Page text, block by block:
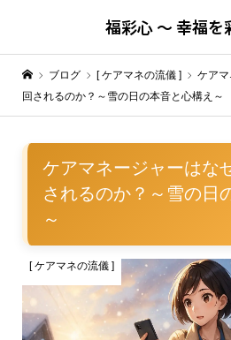
福彩心 ～ 幸福を
ブログ [ ケアマネの流儀 ]
ケア
回されるのか？～雪の日の本音と心構え～
ケアマネージャーはな
されるのか？～雪の日
～
[ ケアマネの流儀 ]